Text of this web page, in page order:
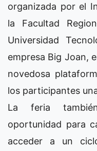
organizada por el
la Facultad
Universidad
empresa Big Joan,
novedosa
los participantes
La feria
oportunidad para
acceder a un